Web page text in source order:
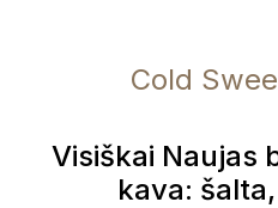
Cold
Visiškai Naujas
kava: